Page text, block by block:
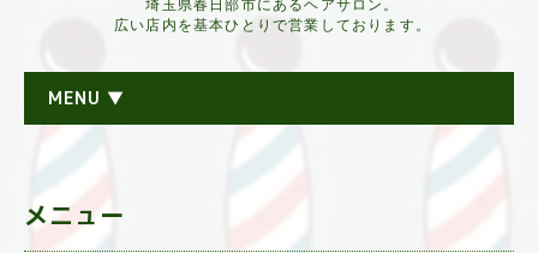
埼玉県春日部市にあるヘアサロン。
広い店内を基本ひとりで営業しております。
MENU ▼
メニュー